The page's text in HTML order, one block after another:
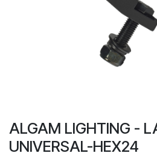
ALGAM LIGHTING -
UNIVERSAL-HEX24